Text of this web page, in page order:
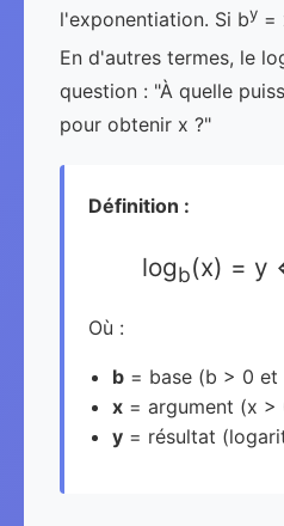
l'exponentiation. Si by =
En d'autres termes, le
question : "À quelle
pour obtenir x ?"
Définition :
logb(x) =
Où :
b = base (b > 0 et
x = argument (x >
y = résultat